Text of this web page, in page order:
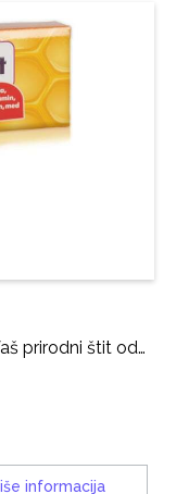
prirodni štit od…
informacija